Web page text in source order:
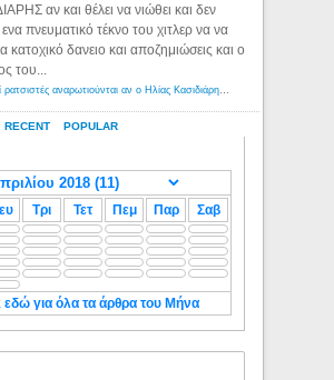
RECENT POPULAR
αν και θέλει να νιώθει και δεν
πνευματικό τέκνο του χιτλερ να να
κατοχικό δανειο και αποζημιώσεις και ο
του...
Τρι Τετ Πεμ Παρ Σαβ
εδώ για όλα τα άρθρα του Μήνα